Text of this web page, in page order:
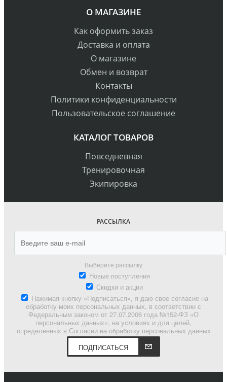
О МАГАЗИНЕ
Как оформить заказ
Доставка и оплата
О магазине
Обмен и возврат
Контакты
Политики конфиденциальности
Пользовательское соглашение
КАТАЛОГ ТОВАРОВ
Повседневная
Тренировочная
Экипировка
РАССЫЛКА
Выберите рассылку
Новые поступления
Скидки и акции
Нажимая кнопку «Подписаться», я даю свое согласие на
обработку моих персональных данных, в соответствии с
Федеральным законом от 27.07.2006 года №152-ФЗ «О
персональных данных», на условиях и для целей,
определенных в Согласии на обработку персональных данных
ПОДПИСАТЬСЯ